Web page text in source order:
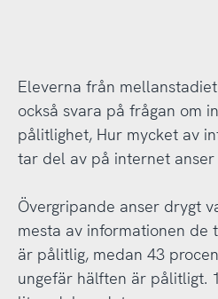
Eleverna från
också svara på frågan om
pålitlighet, Hur mycket av
tar del av på internet
Övergripande anser drygt
mesta av informationen
är pålitlig, medan 43
ungefär hälften är pålitligt.